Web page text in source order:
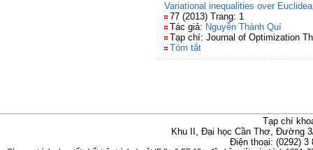
Variational inequalities over
77 (2013) Trang: 1
Tác giả: Nguyễn Thành Quí
Tạp chí: Journal of Optimization
Tóm tắt
Tạp chí
Khu II, Đại học Cần Thơ, Đường
Điện thoại: (0292)